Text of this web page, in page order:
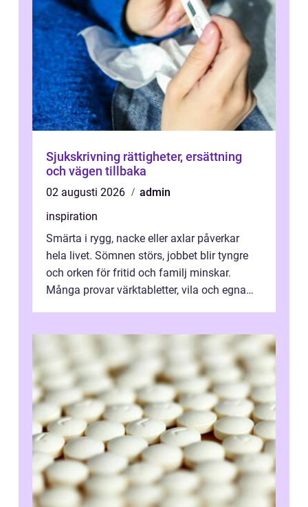
Sjukskrivning rättigheter, ersättning
och vägen tillbaka
02 augusti 2026
admin
inspiration
Smärta i rygg, nacke eller axlar påverkar
hela livet. Sömnen störs, jobbet blir tyngre
och orken för fritid och familj minskar.
Många provar värktabletter, vila och egna